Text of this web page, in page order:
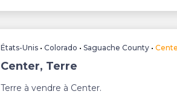
États-Unis •Colorado •Saguache County •
Center, Terre
Terre à vendre à Center.